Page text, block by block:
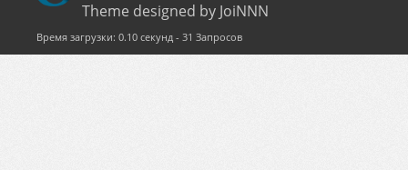
Theme designed by JoiNNN
Время загрузки: 0.10 секунд - 31 Запросов